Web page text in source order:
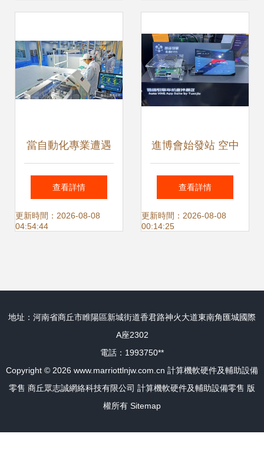
售業務
當自動化專業遭遇
生活拷問 從洗衣機
維修到零售業思考
查看詳情
更新時間：2026-08-08
04:54:44
進博會始發站 空中
汽車全球首展，未
來航程250公里啟
查看詳情
更新時間：2026-08-08
00:14:25
地址：河南省商丘市睢陽區新城街道香君路神火大道東南角匯城國際
A座2302
電話：1993750**
Copyright © 2026 www.marriottlnjw.com.cn 計算機軟硬件及輔助設備
零售 商丘眾志誠網絡科技有限公司 計算機軟硬件及輔助設備零售 版
權所有 Sitemap